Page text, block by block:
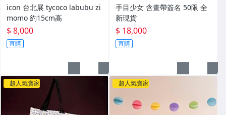
icon 台北展 tycoco labubu zi
momo 約15cm高
$ 8,000
直購
手目少女 含畫帶簽名 50限 全
新現貨
$ 18,000
直購
超人氣賣家 超人氣賣家